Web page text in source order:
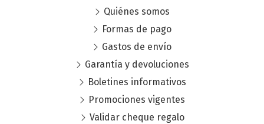
Quiénes somos
Formas de pago
Gastos de envío
Garantía y devoluciones
Boletines informativos
Promociones vigentes
Validar cheque regalo